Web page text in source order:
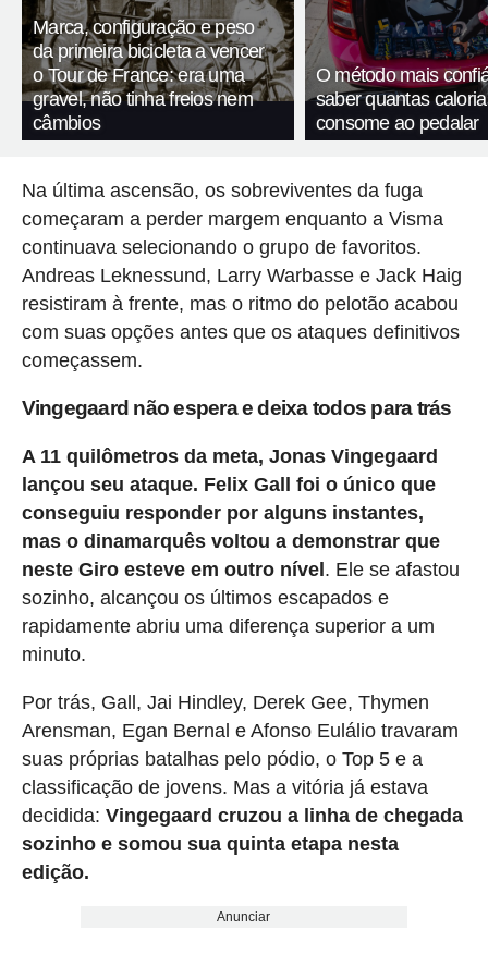
Marca, configuração e peso
da primeira bicicleta a vencer
o Tour de France: era uma
gravel, não tinha freios nem
câmbios
O método mais
saber quantas
consome ao pedalar
Na última ascensão, os sobreviventes da fuga
começaram a perder margem enquanto a Visma
continuava selecionando o grupo de favoritos.
Andreas Leknessund, Larry Warbasse e Jack Haig
resistiram à frente, mas o ritmo do pelotão acabou
com suas opções antes que os ataques definitivos
começassem.
Vingegaard não espera e deixa todos para trás
A 11 quilômetros da meta, Jonas Vingegaard
lançou seu ataque. Felix Gall foi o único que
conseguiu responder por alguns instantes,
mas o dinamarquês voltou a demonstrar que
neste Giro esteve em outro nível . Ele se afastou
sozinho, alcançou os últimos escapados e
rapidamente abriu uma diferença superior a um
minuto.
Por trás, Gall, Jai Hindley, Derek Gee, Thymen
Arensman, Egan Bernal e Afonso Eulálio travaram
suas próprias batalhas pelo pódio, o Top 5 e a
classificação de jovens. Mas a vitória já estava
decidida: Vingegaard cruzou a linha de chegada
sozinho e somou sua quinta etapa nesta
edição.
Anunciar